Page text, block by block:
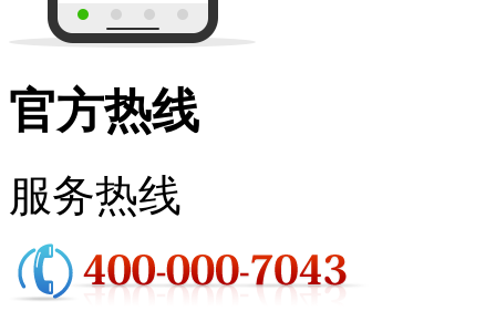
官方热线
服务热线